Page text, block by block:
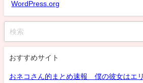
WordPress.org
おすすめサイト
おネコさん的まとめ速報 僕の彼女はエ